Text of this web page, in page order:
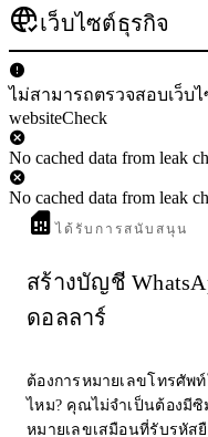
เว็บไซต์ธุรกิจ
ไม่สามารถตรวจสอบเว็บไ
websiteCheck
No cached data from leak
No cached data from leak
ได้รับการสนับสนุน
สร้างบัญชี
ดอลลาร์
ต้องการหมายเลขโทรศัพ
ไหม? คุณไม่จำเป็นต้องมีซิ
หมายเลขเสมือนที่รับรหัส